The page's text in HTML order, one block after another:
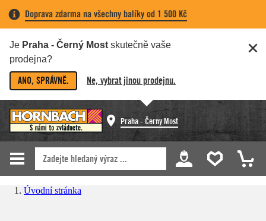
Doprava zdarma na všechny balíky od 1 500 Kč
Je Praha - Černý Most skutečně vaše
prodejna?
ANO, SPRÁVNĚ. Ne, vybrat jinou prodejnu.
Praha - Černý Most
Úvodní stránka